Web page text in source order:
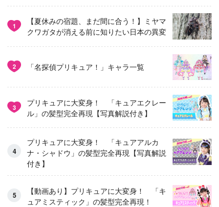
1
【夏休みの宿題、まだ間に合う！】ミヤマ
クワガタが消える前に知りたい日本の異変
2 「名探偵プリキュア！」キャラ一覧
3
プリキュアに大変身！ 「キュアエクレー
ル」の髪型完全再現【写真解説付き】
プリキュアに大変身！ 「キュアアルカ
ナ・シャドウ」の髪型完全再現【写真解説
付き】
【動画あり】プリキュアに大変身！ 「キ
ュアミスティック」の髪型完全再現！